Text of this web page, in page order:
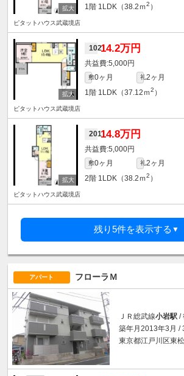
1階 1LDK（38.2ｍ2 ）
ピタットハウス武蔵境店
10214.2万円
5,000円
敷0ヶ月 礼2ヶ月
1階 1LDK（37.12ｍ2 ）
ピタットハウス武蔵境店
20114.8万円
5,000円
敷0ヶ月 礼2ヶ月
2階 1LDK（38.2ｍ2 ）
ピタットハウス武蔵境店
残り5件を表示する ▼
アパート フローラＭ
ＪＲ総武線小岩駅 /
築年月2013年3月 /
東京都江戸川区東